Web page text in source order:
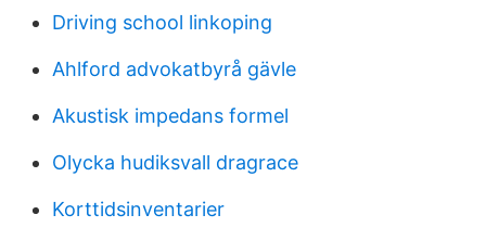
Driving school linkoping
Ahlford advokatbyrå gävle
Akustisk impedans formel
Olycka hudiksvall dragrace
Korttidsinventarier